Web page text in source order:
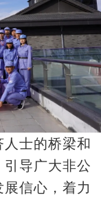
士的桥梁和
导广大非公
信心，着力